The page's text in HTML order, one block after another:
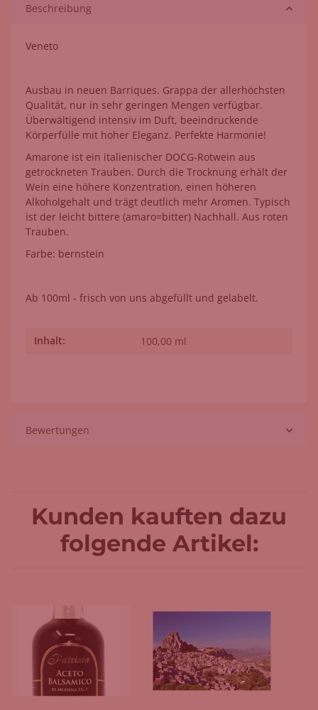
Beschreibung
Veneto
Ausbau in neuen Barriques. Grappa der allerhöchsten
Qualität, nur in sehr geringen Mengen verfügbar.
Überwältigend intensiv im Duft, beeindruckende
Körperfülle mit hoher Eleganz. Perfekte Harmonie!
Amarone ist ein italienischer DOCG-Rotwein aus
getrockneten Trauben. Durch die Trocknung erhält der
Wein eine höhere Konzentration, einen höheren
Alkoholgehalt und trägt deutlich mehr Aromen. Typisch
ist der leicht bittere (amaro=bitter) Nachhall. Aus roten
Trauben.
Farbe: bernstein
Ab 100ml - frisch von uns abgefüllt und gelabelt.
Produkteigenschaft
Wert
Inhalt: 100,00 ml
Bewertungen
Kunden kauften dazu
folgende Artikel: